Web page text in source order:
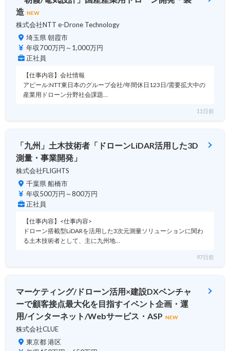
造 NEW
株式会社NTT e-Drone Technology
埼玉県 朝霞市
年収700万円～1,000万円
正社員
【仕事内容】会社情報
アピール:NTT東日本のグループ会社/年間休日123日/需要拡大中の
産業用ドローン分野社会課題…
11日前
「九州」土木技術者「ドローンLiDAR活用した3D
測量・事業開発」
株式会社FLIGHTS
千葉県 船橋市
年収500万円～800万円
正社員
【仕事内容】<仕事内容>
ドローン搭載型LiDARを活用した3次元測量ソリューションに関わ
る土木技術者として、主に九州地…
97日前
マーケティング/ドローン活用×建設DXベンチャ
ーで顧客接点最大化を目指すイベント企画・運
用/インターネット/Webサービス・ASP NEW
株式会社CLUE
東京都 港区